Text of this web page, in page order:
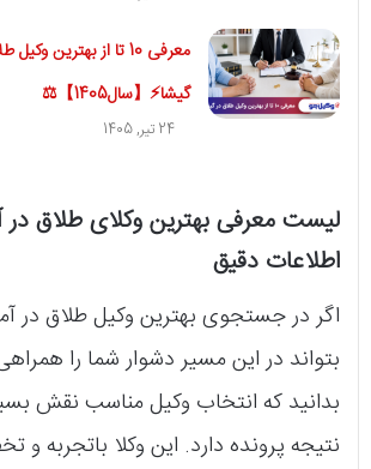
معرفی 10 تا از بهترین
گیشا⚡【سال1405】⚖
24 تیر, 1405
لیست معرفی بهترین وکلای طلاق در
اطلاعات دقیق
اگر در جستجوی بهترین وکیل طلاق در
بتواند در این مسیر دشوار شما را
بدانید که انتخاب وکیل مناسب نقش
نتیجه پرونده دارد. این وکلا باتجربه و